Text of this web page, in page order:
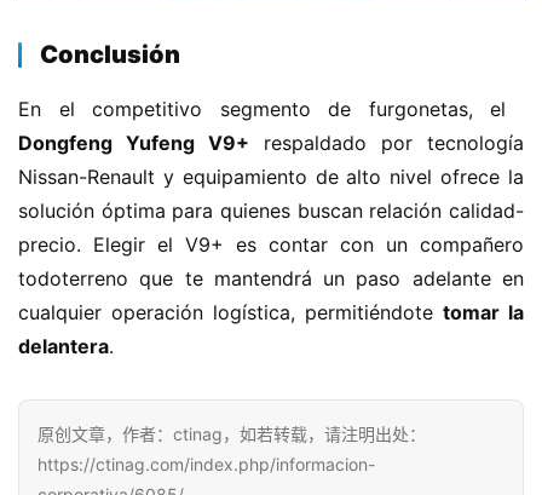
​Conclusión​
En el competitivo segmento de furgonetas, el ​
Dongfeng Yufeng V9+​ ​ respaldado por tecnología
Nissan-Renault y equipamiento de alto nivel ofrece la
solución óptima para quienes buscan relación calidad-
precio. Elegir el V9+ es contar con un compañero
todoterreno que te mantendrá un paso adelante en
cualquier operación logística, permitiéndote ​ ​tomar la
delantera​​.
原创文章，作者：ctinag，如若转载，请注明出处：
https://ctinag.com/index.php/informacion-